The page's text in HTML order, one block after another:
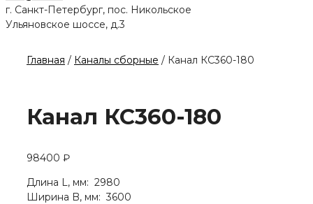
г. Санкт-Петербург, пос. Никольское
Ульяновское шоссе, д.3
Главная / Каналы сборные / Канал КС360-180
Канал КС360-180
98400 ₽
Длина L, мм: 2980
Ширина B, мм: 3600